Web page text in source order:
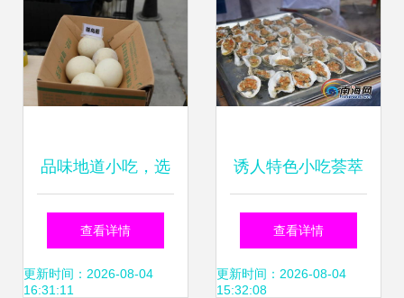
品味地道小吃，选
购农家好物——回
顾托里县消费扶贫
查看详情
更新时间：2026-08-04
16:31:11
诱人特色小吃荟萃
海南岛欢乐节 游客
大饱口福
查看详情
更新时间：2026-08-04
15:32:08